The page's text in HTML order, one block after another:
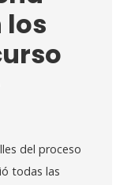
los
del proceso
todas las